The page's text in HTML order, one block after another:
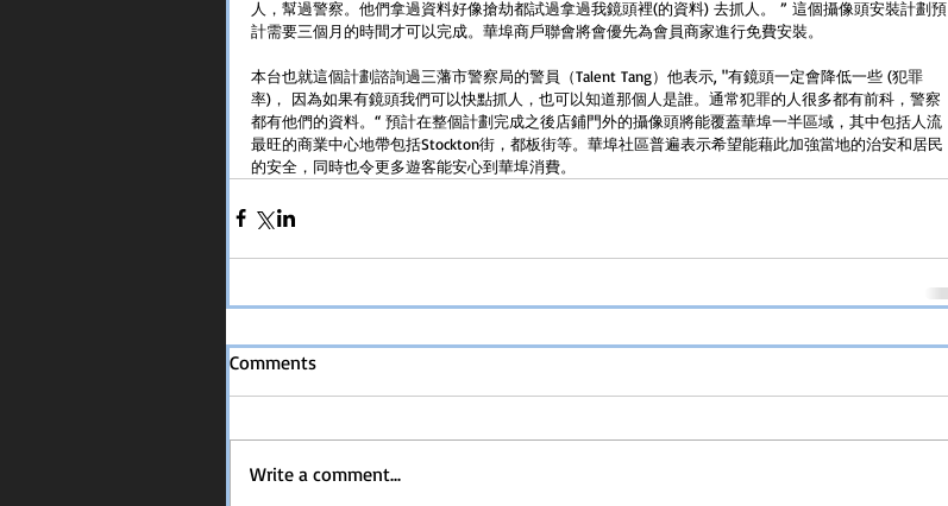
人，幫過警察。他們拿過資料好像搶劫都試過拿過我鏡頭裡(的資料) 去抓人。 ” 這個攝像頭安裝計劃預
計需要三個月的時間才可以完成。華埠商戶聯會將會優先為會員商家進行免費安裝。
本台也就這個計劃諮詢過三藩市警察局的警員（Talent Tang）他表示, "有鏡頭一定會降低一些 (犯罪
率)， 因為如果有鏡頭我們可以快點抓人，也可以知道那個人是誰。通常犯罪的人很多都有前科，警察
都有他們的資料。“ 預計在整個計劃完成之後店鋪門外的攝像頭將能覆蓋華埠一半區域，其中包括人流
最旺的商業中心地帶包括Stockton街，都板街等。華埠社區普遍表示希望能藉此加強當地的治安和居民
的安全，同時也令更多遊客能安心到華埠消費。
Comments
Write a comment...